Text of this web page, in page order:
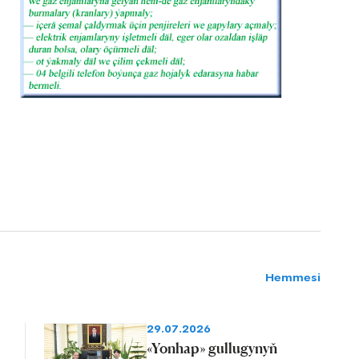
Hemmesi
29.07.2026
«Yonhap» gullugynyň